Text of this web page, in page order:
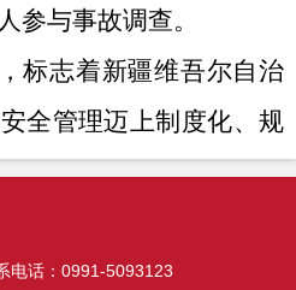
参与事故调查。
标志着新疆维吾尔自治
全管理迈上制度化、规
为防范化解外包工程安
电话：0991-5093123